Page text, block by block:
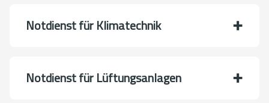
Notdienst für Klimatechnik
Notdienst für Lüftungsanlagen